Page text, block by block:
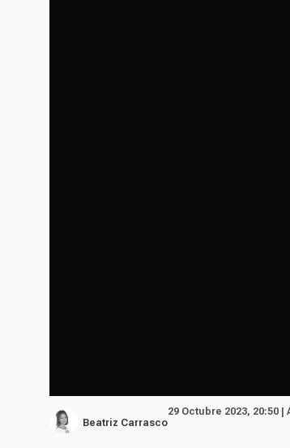
Beatriz Carrasco
29 Octubre 2023, 20:50